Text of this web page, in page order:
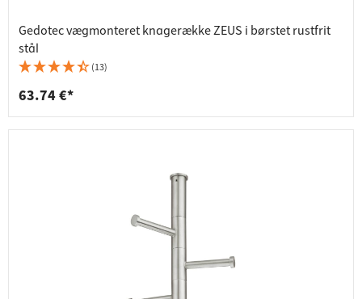
Gedotec vægmonteret knagerække ZEUS i børstet rustfrit
stål
(13)
63.74 €*